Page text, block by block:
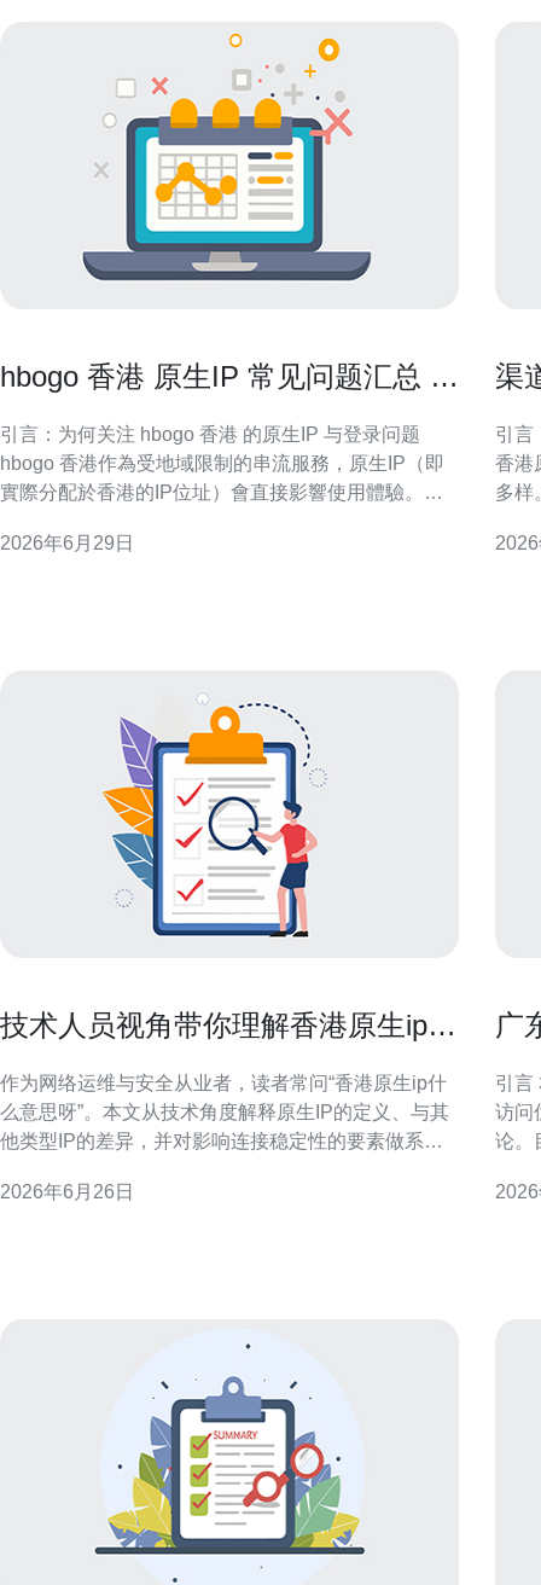
hbogo 香港 原生IP 常见问题汇总 包
引言：为何关注 hbogo 香港 的原生IP 与登录问题
hbogo 香港作為受地域限制的串流服務，原生IP（即
實際分配於香港的IP位址）會直接影響使用體驗。本
失敗、地理限制判定與誤判情形，並提供合規且實用
2026年6月29日
渠
引言
香港
多样
什么
技术人员视角带你理解香港原生ip什
作为网络运维与安全从业者，读者常问“香港原生ip什
么意思呀”。本文从技术角度解释原生IP的定义、与其
他类型IP的差异，并对影响连接稳定性的要素做系统
优化。文章兼顾GEO和SEO需求，便于站点定位与流
2026年6月26日
广
引言 本文聚焦广东到香港访问场景，针对“广东到香港
访问
论。
访问概况与挑